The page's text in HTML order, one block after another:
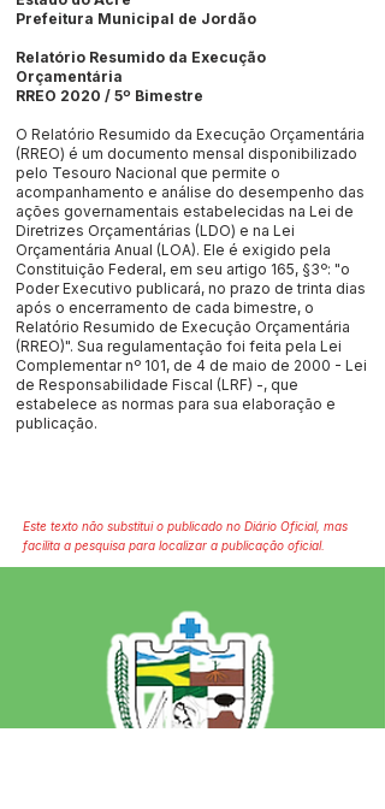
Prefeitura Municipal de Jordão
Relatório Resumido da Execução
Orçamentária
RREO 2020 / 5º Bimestre
O Relatório Resumido da Execução Orçamentária
(RREO) é um documento mensal disponibilizado
pelo Tesouro Nacional que permite o
acompanhamento e análise do desempenho das
ações governamentais estabelecidas na Lei de
Diretrizes Orçamentárias (LDO) e na Lei
Orçamentária Anual (LOA). Ele é exigido pela
Constituição Federal, em seu artigo 165, §3º: "o
Poder Executivo publicará, no prazo de trinta dias
após o encerramento de cada bimestre, o
Relatório Resumido de Execução Orçamentária
(RREO)". Sua regulamentação foi feita pela Lei
Complementar nº 101, de 4 de maio de 2000 - Lei
de Responsabilidade Fiscal (LRF) -, que
estabelece as normas para sua elaboração e
publicação.
Este texto não substitui o publicado no Diário Oficial, mas
facilita a pesquisa para localizar a publicação oficial.